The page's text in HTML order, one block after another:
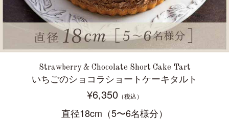
Strawberry & Chocolate Short Cake Tart
いちごのショコラショートケーキタルト
¥6,350 （税込）
直径18cm（5〜6名様分）